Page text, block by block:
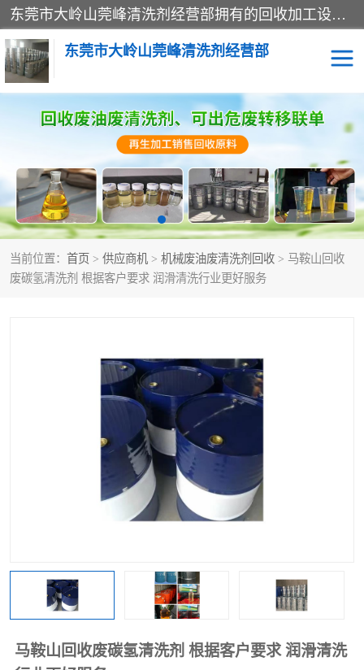
东莞市大岭山莞峰清洗剂经营部拥有的回收加工设备，大量废油回收、废清洗剂回收、废溶剂油回收、机械废油废清洗剂回收、废碳氢回收、碳氢液压油回收、碳氢二氯回收等废清洗剂处理；我们只是提供废旧化工原料的循环使用存放点，执行正规的存放，有正规的回收资质处理。同时我们公司批发零售回收级清洗剂，脱模油再生基础油，质量保证。
东莞市大岭山莞峰清洗剂经营部
当前位置： 首页 > 供应商机 > 机械废油废清洗剂回收 > 马鞍山回收
废碳氢清洗剂 根据客户要求 润滑清洗行业更好服务
马鞍山回收废碳氢清洗剂 根据客户要求 润滑清洗
废清洗剂回收
废溶剂油回收 机械废油废清洗剂回收
废碳氢回收 碳氢液压油回收
碳氢二氯回收 回收废三四氯乙烯
回收废清洗剂 上门回收废清洗剂